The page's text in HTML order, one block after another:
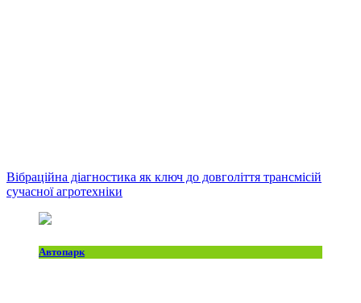
Вібраційна діагностика як ключ до довголіття трансмісій
сучасної агротехніки
Автопарк